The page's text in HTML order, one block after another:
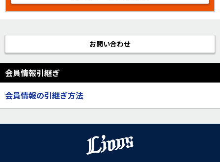
お問い合わせ
会員情報引継ぎ
会員情報の引継ぎ方法